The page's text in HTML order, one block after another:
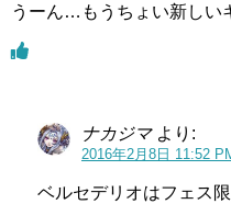
うーん…もうちょい新しい
ナカジマ より:
2016年2月8日 11:52
ベルセデリオはフェス